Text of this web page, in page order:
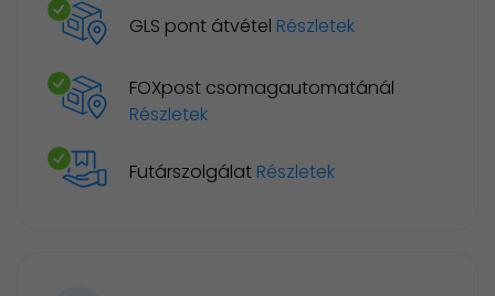
GLS pont átvétel Részletek
FOXpost csomagautomatánál
Részletek
Futárszolgálat Részletek